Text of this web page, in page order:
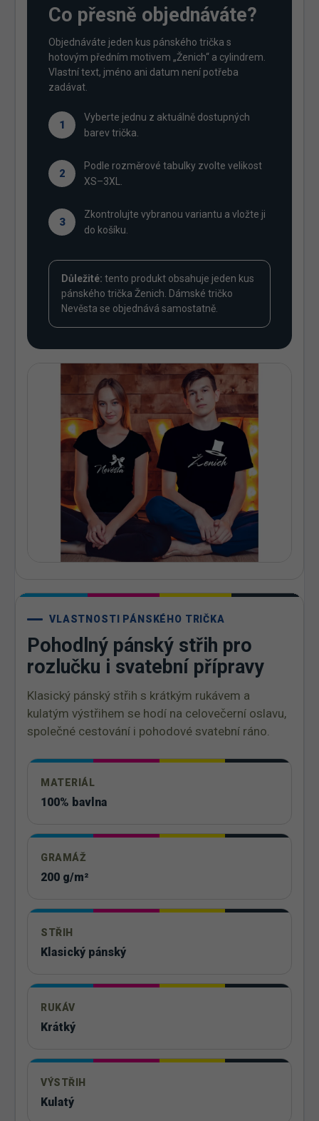
Co přesně objednáváte?
Objednáváte jeden kus pánského trička s
hotovým předním motivem „Ženich“ a cylindrem.
Vlastní text, jméno ani datum není potřeba
zadávat.
1
Vyberte jednu z aktuálně dostupných
barev trička.
2
Podle rozměrové tabulky zvolte velikost
XS–3XL.
3
Zkontrolujte vybranou variantu a vložte ji
do košíku.
Důležité: tento produkt obsahuje jeden kus
pánského trička Ženich. Dámské tričko
Nevěsta se objednává samostatně.
VLASTNOSTI PÁNSKÉHO TRIČKA
Pohodlný pánský střih pro
rozlučku i svatební přípravy
Klasický pánský střih s krátkým rukávem a
kulatým výstřihem se hodí na celovečerní oslavu,
společné cestování i pohodové svatební ráno.
MATERIÁL
100% bavlna
GRAMÁŽ
200 g/m²
STŘIH
Klasický pánský
RUKÁV
Krátký
VÝSTŘIH
Kulatý